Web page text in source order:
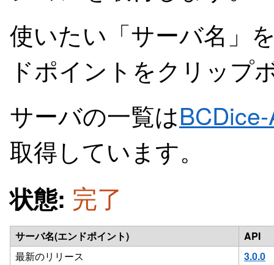
使いたい「サーバ名」
ドポイントをクリップ
サーバの一覧は
取得しています。
状態: 完了
サーバ名(エンドポイント)
API
最新のリリース
3.0.0